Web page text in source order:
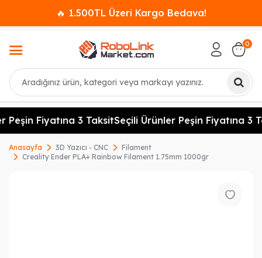
🔥 1.500TL Üzeri Kargo Bedava!
Ara
0
Peşin Fiyatına 3 TaksitSeçili Ürünler Peşin Fiyatına 3
Anasayfa 3D Yazıcı - CNC
Filament
Creality Ender PLA+ Rainbow Filament 1.75mm 1000gr